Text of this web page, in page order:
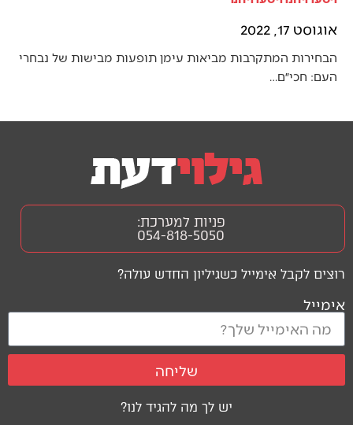
אוגוסט 17, 2022
הבחירות המתקרבות מביאות עימן תופעות מבישות של נבחרי
העם: חכי״ם…
יש לך מה להגיד לנו?
רוצים לקבל אימייל כשגיליון החדש עולה?
אימייל
שליחה
פניות למערכת:
054-818-5050